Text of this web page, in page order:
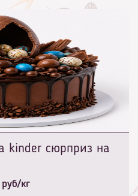
kinder сюрприз на
руб/кг